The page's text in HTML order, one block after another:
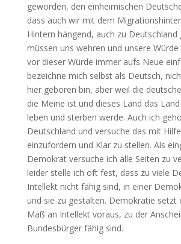
geworden, den einheimischen
dass auch wir mit dem
Hintern hängend, auch zu Deutschland
müssen uns wehren und unsere
vor dieser Würde immer aufs Neue
bezeichne mich selbst als Deutsch,
hier geboren bin, aber weil die
die Meine ist und dieses Land das
leben und sterben werde. Auch ich
Deutschland und versuche das mit
einzufordern und Klar zu stellen. Als
Demokrat versuche ich alle Seiten zu
leider stelle ich oft fest, dass zu viele
Intellekt nicht fähig sind, in einer
und sie zu gestalten. Demokratie setzt
Maß an Intellekt voraus, zu der
Bundesbürger fähig sind.